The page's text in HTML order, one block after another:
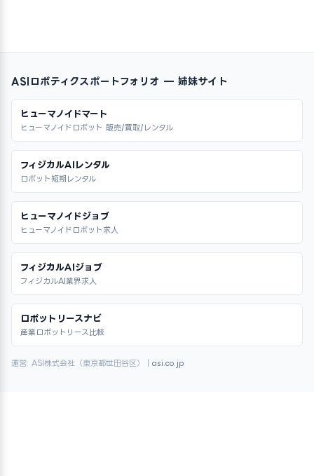
ASIロボティクスポートフォリオ — 姉妹サイト
ヒューマノイドマート
ヒューマノイドロボット 販売/買取/レンタル
フィジカルAIレンタル
ロボット短期レンタル
ヒューマノイドジョブ
ヒューマノイドロボット求人
フィジカルAIジョブ
フィジカルAI業界求人
ロボットリースナビ
産業ロボットリース比較
運営: ASI株式会社（東京都世田谷区）｜ asi.co.jp